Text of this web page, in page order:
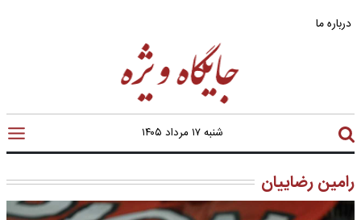
درباره ما
شنبه ۱۷ مرداد ۱۴۰۵
رامین رضاییان